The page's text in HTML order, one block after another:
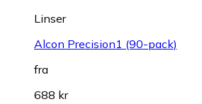
Linser
Alcon Precision1 (90-pack)
fra
688 kr